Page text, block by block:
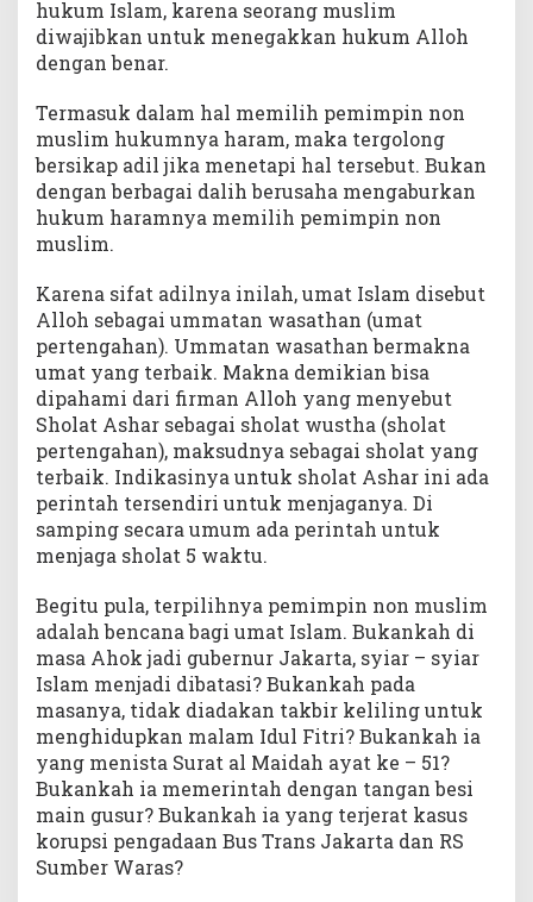
hukum Islam, karena seorang muslim
diwajibkan untuk menegakkan hukum Alloh
dengan benar.
Termasuk dalam hal memilih pemimpin non
muslim hukumnya haram, maka tergolong
bersikap adil jika menetapi hal tersebut. Bukan
dengan berbagai dalih berusaha mengaburkan
hukum haramnya memilih pemimpin non
muslim.
Karena sifat adilnya inilah, umat Islam disebut
Alloh sebagai ummatan wasathan (umat
pertengahan). Ummatan wasathan bermakna
umat yang terbaik. Makna demikian bisa
dipahami dari firman Alloh yang menyebut
Sholat Ashar sebagai sholat wustha (sholat
pertengahan), maksudnya sebagai sholat yang
terbaik. Indikasinya untuk sholat Ashar ini ada
perintah tersendiri untuk menjaganya. Di
samping secara umum ada perintah untuk
menjaga sholat 5 waktu.
Begitu pula, terpilihnya pemimpin non muslim
adalah bencana bagi umat Islam. Bukankah di
masa Ahok jadi gubernur Jakarta, syiar – syiar
Islam menjadi dibatasi? Bukankah pada
masanya, tidak diadakan takbir keliling untuk
menghidupkan malam Idul Fitri? Bukankah ia
yang menista Surat al Maidah ayat ke – 51?
Bukankah ia memerintah dengan tangan besi
main gusur? Bukankah ia yang terjerat kasus
korupsi pengadaan Bus Trans Jakarta dan RS
Sumber Waras?